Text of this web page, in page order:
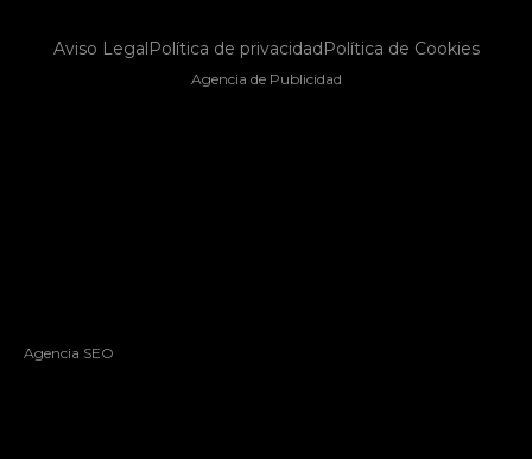
Aviso LegalPolítica de privacidadPolítica de Cookies
Agencia de Publicidad
Agencia SEO